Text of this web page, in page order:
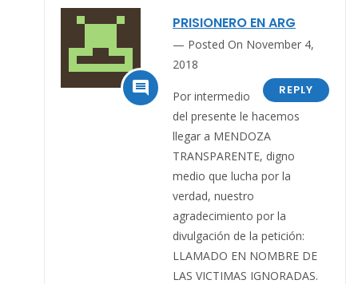

PRISIONERO EN ARG
Posted On November 4,
2018
REPLY
Por intermedio
del presente le hacemos
llegar a MENDOZA
TRANSPARENTE, digno
medio que lucha por la
verdad, nuestro
agradecimiento por la
divulgación de la petición:
LLAMADO EN NOMBRE DE
LAS VICTIMAS IGNORADAS.